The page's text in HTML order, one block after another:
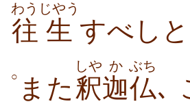
往
わう
生
じやう
すべし
○ また 釈
しや
迦
か
仏
ぶち
､